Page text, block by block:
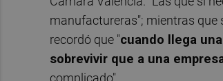
manufactureras"; mientras que
recordó que "cuando llega
sobrevivir que a una
complicado".